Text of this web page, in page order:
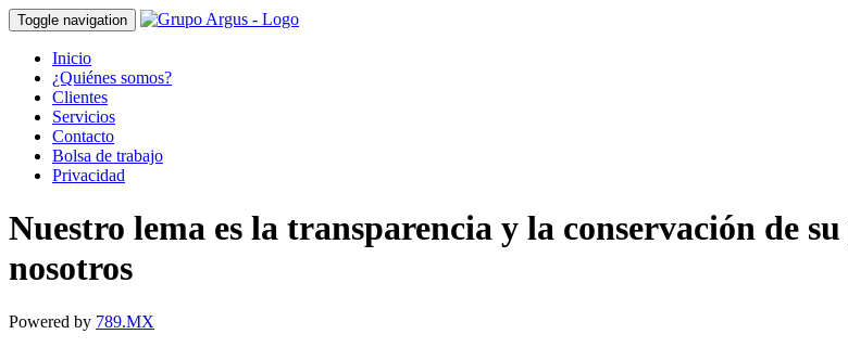
Toggle navigation
Inicio
¿Quiénes somos?
Clientes
Servicios
Contacto
Bolsa de trabajo
Privacidad
Nuestro lema es la transparencia y la conservación de
nosotros
Powered by 789.MX